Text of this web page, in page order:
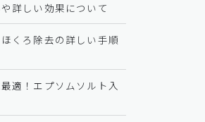
詳しい効果について
くろ除去の詳しい手順
適！エプソムソルト入